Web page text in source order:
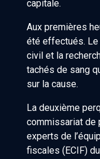
capitale.
Aux premières
été effectués. Le
civil et la
tachés de sang
sur la cause.
La deuxième
commissariat de
experts de
fiscales (ECIF)